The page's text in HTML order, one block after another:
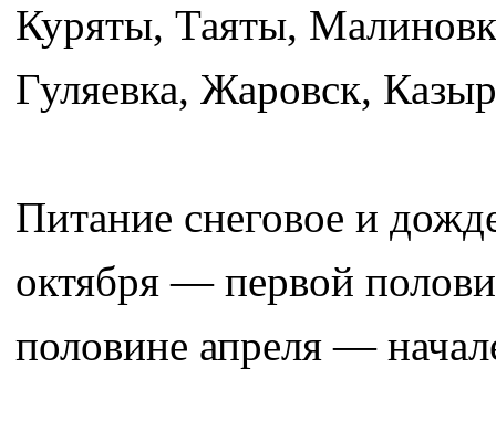
Куряты, Таяты,
Гуляевка, Жаровск,
Питание снеговое и
октября — первой
половине апреля —